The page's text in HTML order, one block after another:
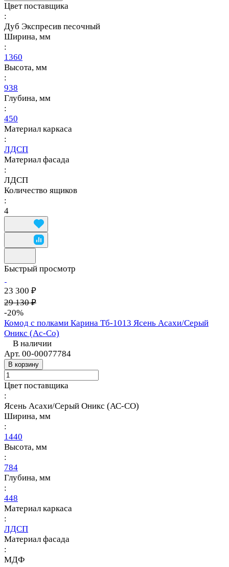
Цвет поставщика
:
Дуб Экспресив песочный
Ширина, мм
:
1360
Высота, мм
:
938
Глубина, мм
:
450
Материал каркаса
:
ЛДСП
Материал фасада
:
ЛДСП
Количество ящиков
:
4
Быстрый просмотр
23 300 ₽
29 130 ₽
-20%
Комод с полками Карина Тб-1013 Ясень Асахи/Серый
Оникс (Ас-Со)
В наличии
Арт. 00-00077784
В корзину
Цвет поставщика
:
Ясень Асахи/Серый Оникс (АС-СО)
Ширина, мм
:
1440
Высота, мм
:
784
Глубина, мм
:
448
Материал каркаса
:
ЛДСП
Материал фасада
:
МДФ